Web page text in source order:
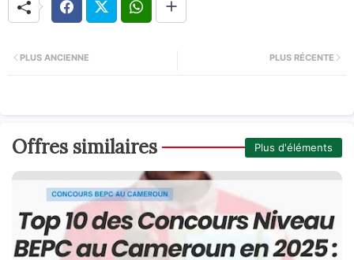
PLUS RÉCENTE
PLUS ANCIENNE
Offres similaires Plus d'éléments